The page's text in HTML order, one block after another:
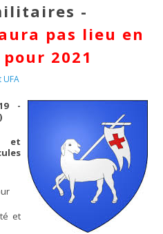
-
pas lieu en
2021
UFA
-
et
et